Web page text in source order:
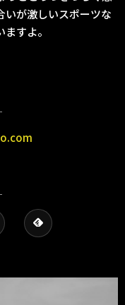
いが激しいスポーツな
すよ。